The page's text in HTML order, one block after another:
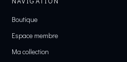
Boutique
Espace membre
Ma collection